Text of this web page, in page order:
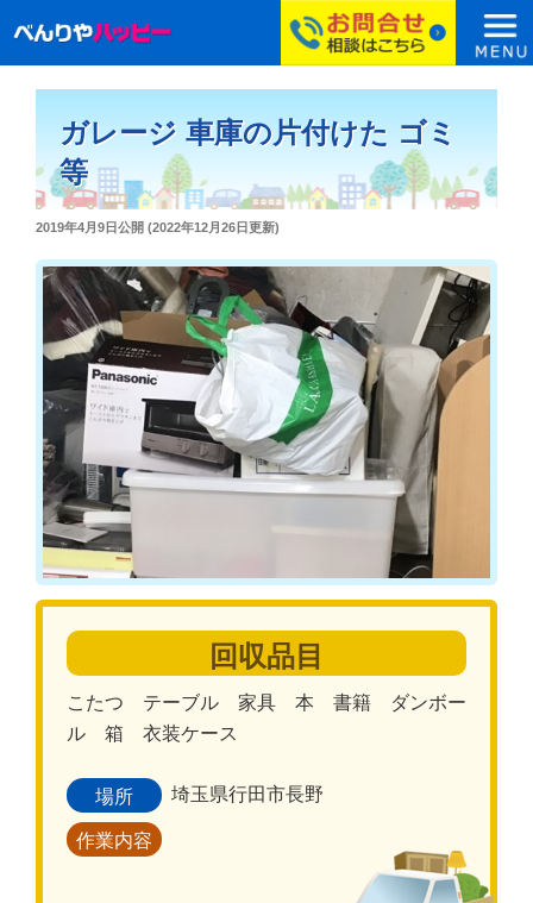
ガレージ 車庫の片付けた ゴミ
等
投
日:
2019年4月9日公開 (2022年12月26日更新)
回収品目
こたつ テーブル 家具 本 書籍 ダンボー
ル 箱 衣装ケース
場所 埼玉県行田市長野
作業内容